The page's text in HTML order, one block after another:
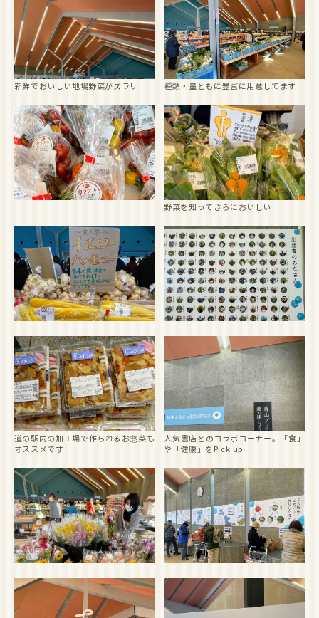
新鮮でおいしい地場野菜がズラリ 種類・量ともに豊富に用意してます
野菜を知ってさらにおいしい
道の駅内の加工場で作られるお惣菜も
オススメです
人気書店とのコラボコーナー。「食」
や「健康」をPick up